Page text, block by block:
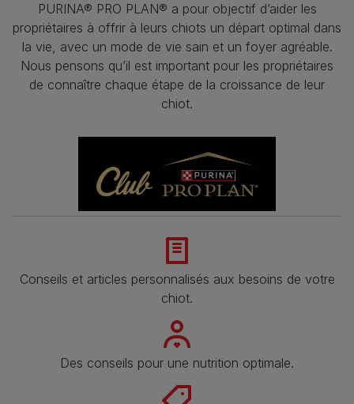
PURINA® PRO PLAN® a pour objectif d’aider les
propriétaires à offrir à leurs chiots un départ optimal dans
la vie, avec un mode de vie sain et un foyer agréable.
Nous pensons qu’il est important pour les propriétaires
de connaître chaque étape de la croissance de leur
chiot.
Conseils et articles personnalisés aux besoins de votre
chiot.
Des conseils pour une nutrition optimale.